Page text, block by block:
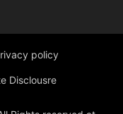
policy
Disclousre